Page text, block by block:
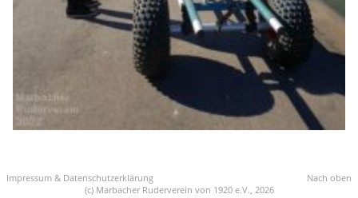
Impressum & Datenschutzerklärung
Nach oben
(c) Marbacher Ruderverein von 1920 e.V., 2026